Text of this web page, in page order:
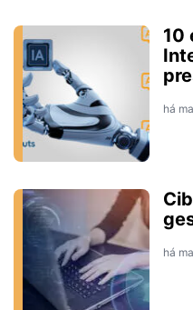
10
há
há